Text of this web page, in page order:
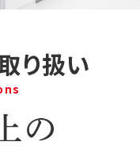
り扱い